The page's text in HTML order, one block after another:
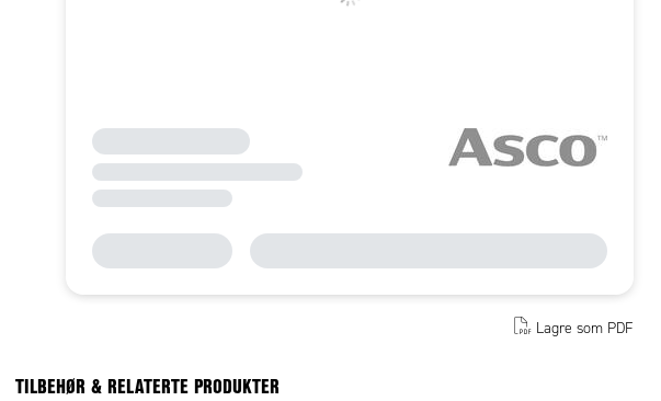
Lagre som PDF
TILBEHØR & RELATERTE PRODUKTER